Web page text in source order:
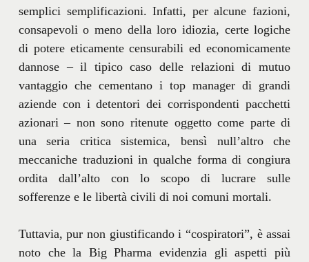
semplici semplificazioni. Infatti, per alcune fazioni,
consapevoli o meno della loro idiozia, certe logiche
di potere eticamente censurabili ed economicamente
dannose – il tipico caso delle relazioni di mutuo
vantaggio che cementano i top manager di grandi
aziende con i detentori dei corrispondenti pacchetti
azionari – non sono ritenute oggetto come parte di
una seria critica sistemica, bensì null’altro che
meccaniche traduzioni in qualche forma di congiura
ordita dall’alto con lo scopo di lucrare sulle
sofferenze e le libertà civili di noi comuni mortali.
Tuttavia, pur non giustificando i “cospiratori”, è assai
noto che la Big Pharma evidenzia gli aspetti più